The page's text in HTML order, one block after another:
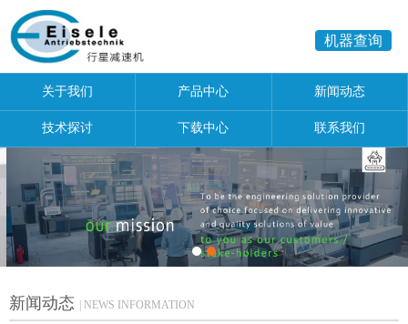
机器查询
关于我们 产品中心 新闻动态
技术探讨 下载中心 联系我们
新闻动态 | NEWS INFORMATION